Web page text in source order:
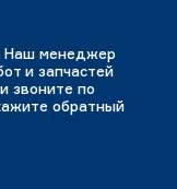
Наш менеджер
и запчастей
звоните по
обратный